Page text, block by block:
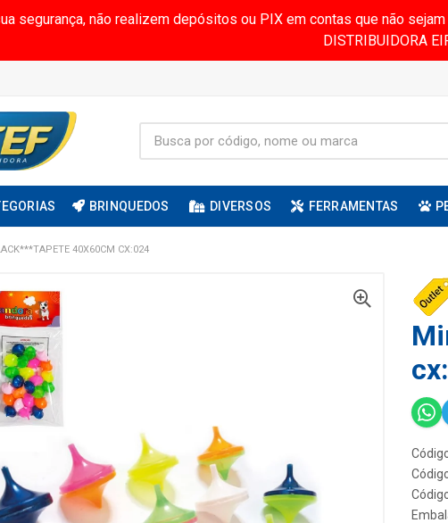
segurança, não realizem depósitos ou PIX em contas que não
DISTRIBUIDORA
BRINQUEDOS DIVERSOS FERRAMENTAS
40X60CM CX:024